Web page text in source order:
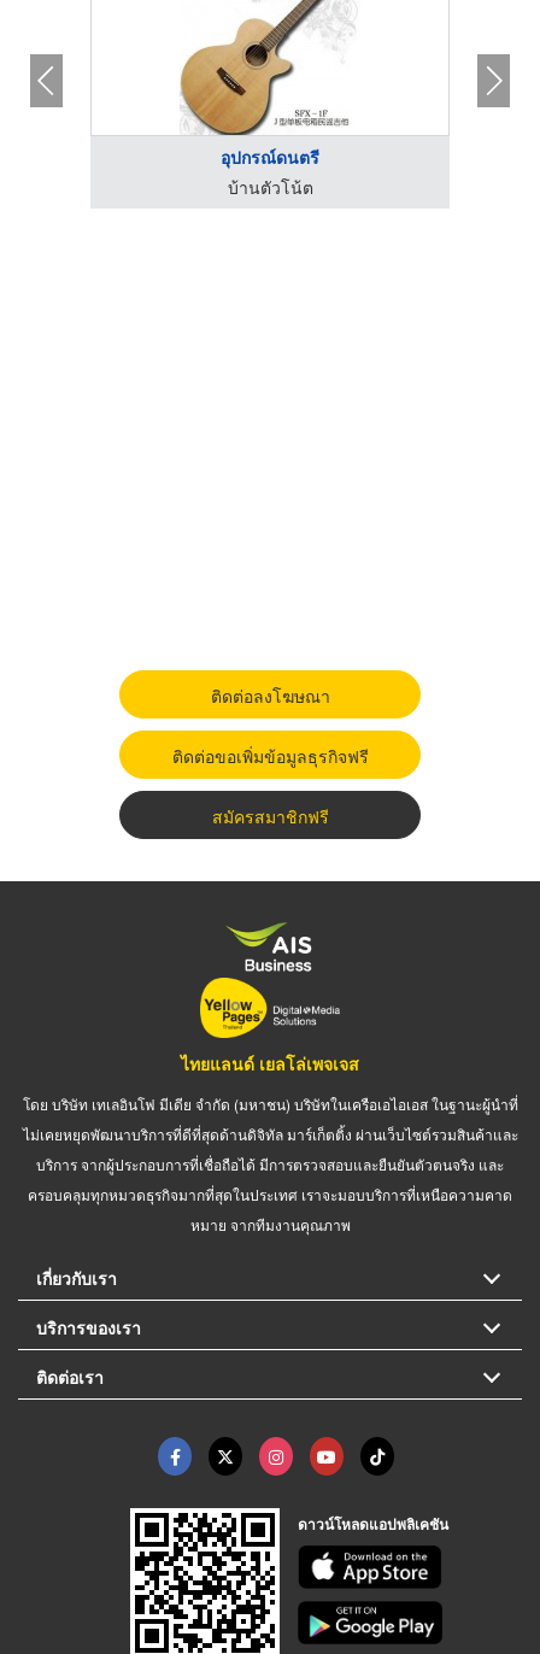
อุปกรณ์ดนตรี
บ้านตัวโน้ต
ติดต่อลงโฆษณา
ติดต่อขอเพิ่มข้อมูลธุรกิจฟรี
สมัครสมาชิกฟรี
ไทยแลนด์ เยลโล่เพจเจส
โดย บริษัท เทเลอินโฟ มีเดีย จำกัด (มหาชน) บริษัทในเครือเอไอเอส ในฐานะผู้นำที่
ไม่เคยหยุดพัฒนาบริการที่ดีที่สุดด้านดิจิทัล มาร์เก็ตติ้ง ผ่านเว็บไซต์รวมสินค้าและ
บริการ จากผู้ประกอบการที่เชื่อถือได้ มีการตรวจสอบและยืนยันตัวตนจริง และ
ครอบคลุมทุกหมวดธุรกิจมากที่สุดในประเทศ เราจะมอบบริการที่เหนือความคาด
หมาย จากทีมงานคุณภาพ
เกี่ยวกับเรา
บริการของเรา
ติดต่อเรา
ดาวน์โหลดแอปพลิเคชัน